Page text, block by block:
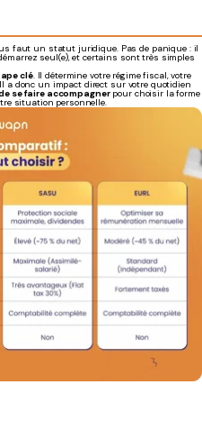
faut un statut juridique. Pas de panique : il
seul(e), et certains sont très simples
clé. Il détermine votre régime fiscal, votre
a donc un impact direct sur votre quotidien
se faire accompagnerpour choisir la forme
situation personnelle.